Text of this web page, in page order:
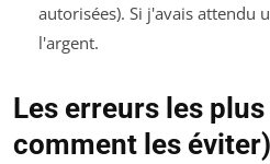
autorisées). Si j'avais attendu
l'argent.
Les erreurs les
comment les éviter)